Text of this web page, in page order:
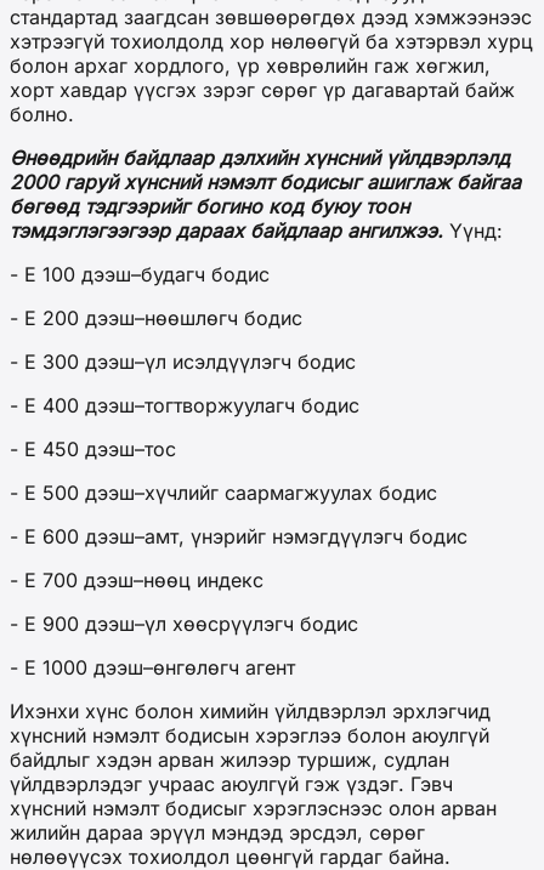
стандартад заагдсан зөвшөөрөгдөх дээд хэмжээнээс
хэтрээгүй тохиолдолд хор нөлөөгүй ба хэтэрвэл хурц
болон архаг хордлого, үр хөврөлийн гаж хөгжил,
хорт хавдар үүсгэх зэрэг сөрөг үр дагавартай байж
болно.
Өнөөдрийн байдлаар дэлхийн хүнсний үйлдвэрлэлд
2000 гаруй хүнсний нэмэлт бодисыг ашиглаж байгаа
бөгөөд тэдгээрийг богино код буюу тоон
тэмдэглэгээгээр дараах байдлаар ангилжээ. Үүнд:
- Е 100 дээш–будагч бодис
- Е 200 дээш–нөөшлөгч бодис
- Е 300 дээш–үл исэлдүүлэгч бодис
- Е 400 дээш–тогтворжуулагч бодис
- Е 450 дээш–тос
- Е 500 дээш–хүчлийг саармагжуулах бодис
- Е 600 дээш–амт, үнэрийг нэмэгдүүлэгч бодис
- Е 700 дээш–нөөц индекс
- Е 900 дээш–үл хөөсрүүлэгч бодис
- Е 1000 дээш–өнгөлөгч агент
Ихэнхи хүнс болон химийн үйлдвэрлэл эрхлэгчид
хүнсний нэмэлт бодисын хэрэглээ болон аюулгүй
байдлыг хэдэн арван жилээр туршиж, судлан
үйлдвэрлэдэг учраас аюулгүй гэж үздэг. Гэвч
хүнсний нэмэлт бодисыг хэрэглэснээс олон арван
жилийн дараа эрүүл мэндэд эрсдэл, сөрөг
нөлөөүүсэх тохиолдол цөөнгүй гардаг байна.